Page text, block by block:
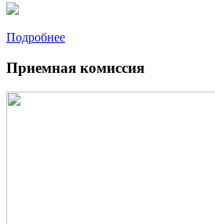
Подробнее
Приемная комиссия